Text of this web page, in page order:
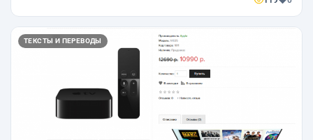
ТЕКСТЫ И ПЕРЕВОДЫ